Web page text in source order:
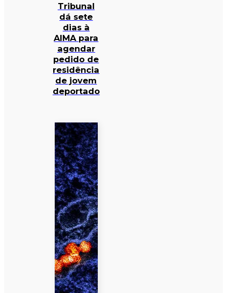
Tribunal
dá sete
dias à
AIMA para
agendar
pedido de
residência
de jovem
deportado